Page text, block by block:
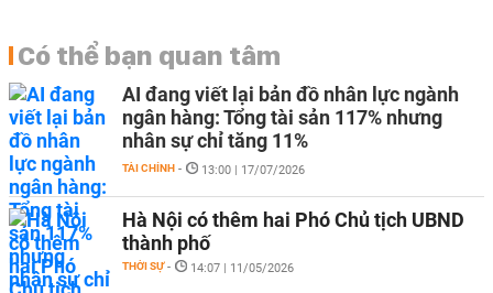
Có thể bạn quan tâm
AI đang viết lại bản đồ nhân lực ngành
ngân hàng: Tổng tài sản 117% nhưng
nhân sự chỉ tăng 11%
TÀI CHÍNH - 13:00 | 17/07/2026
Hà Nội có thêm hai Phó Chủ tịch UBND
thành phố
THỜI SỰ - 14:07 | 11/05/2026